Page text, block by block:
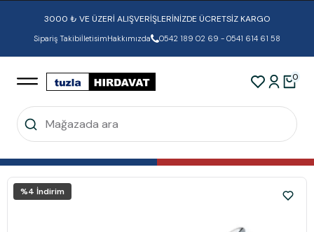
3000 ₺ VE ÜZERİ ALIŞVERİŞLERİNİZDE ÜCRETSİZ KARGO
Sipariş TakibiİletisimHakkımızda 0542 189 02 69 - 0541 614 61 58
0
%4 İndirim